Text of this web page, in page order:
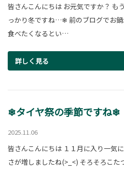
皆さんこんにちは お元気ですか？ も
っかり冬ですね…❄ 前のブログでお
食べたくなるとい…
詳しく見る
❄タイヤ祭の季節ですね❄
2025.11.06
皆さんこんにちは １１月に入り一気
さが増しましたね(>_<) そろそろこた